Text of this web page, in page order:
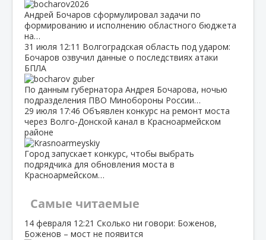
Андрей Бочаров сформулировал задачи по
формированию и исполнению областного бюджета
на…
31 июля 12:11 Волгоградская область под ударом:
Бочаров озвучил данные о последствиях атаки
БПЛА
По данным губернатора Андрея Бочарова, ночью
подразделения ПВО Минобороны России…
29 июля 17:46 Объявлен конкурс на ремонт моста
через Волго‑Донской канал в Красноармейском
районе
Город запускает конкурс, чтобы выбрать
подрядчика для обновления моста в
Красноармейском…
Самые читаемые
14 февраля 12:21 Сколько ни говори: Боженов,
Боженов – мост не появится